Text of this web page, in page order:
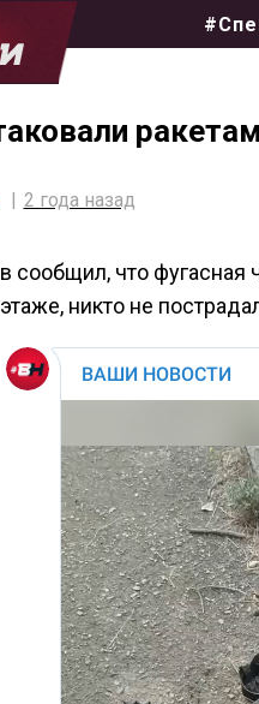
2 года назад
сообщил, что
никто не